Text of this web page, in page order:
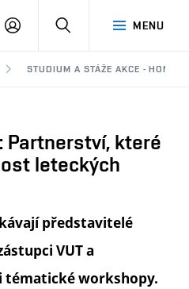
MENU
PŘIHLÁSIT
STUDIUM A STÁŽE AKCE -
Partnerství, které
leteckých
představitelé
VUT a
tématické workshopy.